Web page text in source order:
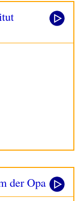
der Opa